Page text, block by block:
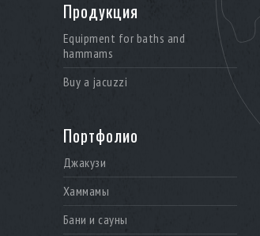
Продукция
Equipment for baths and
hammams
Buy a jacuzzi
Портфолио
Джакузи
Хаммамы
Бани и сауны